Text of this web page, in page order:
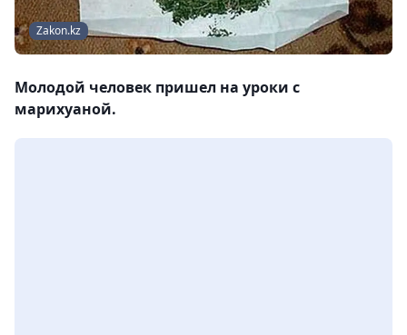
Zakon.kz
Молодой человек пришел на уроки с
марихуаной.